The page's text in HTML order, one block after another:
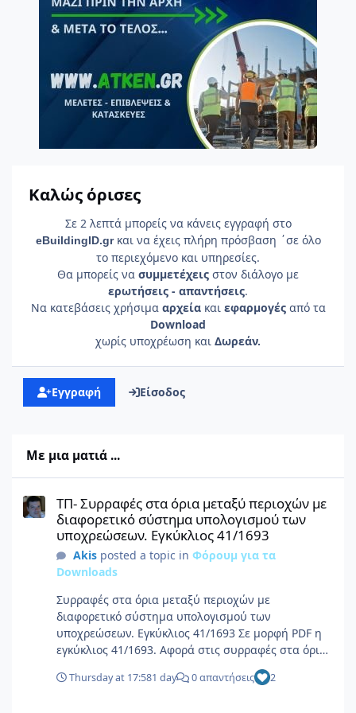
Καλώς όρισες
Σε 2 λεπτά μπορείς να κάνεις εγγραφή στο
eBuildingID.gr και να έχεις πλήρη πρόσβαση ΄σε όλο
το περιεχόμενο και υπηρεσίες.
Θα μπορείς να συμμετέχεις στον διάλογο με
ερωτήσεις - απαντήσεις.
Να κατεβάσεις χρήσιμα αρχείακαι εφαρμογέςαπό τα
Download
χωρίς υποχρέωση και Δωρεάν.
Εγγραφή Είσοδος
Με μια ματιά ...
ΤΠ- Συρραφές στα όρια μεταξύ περιοχών με
διαφορετικό σύστημα υπολογισμού των
υποχρεώσεων. Εγκύκλιος 41/1693
Akisposted a topic in Φόρουμ για τα
Downloads
Συρραφές στα όρια μεταξύ περιοχών με
διαφορετικό σύστημα υπολογισμού των
υποχρεώσεων. Εγκύκλιος 41/1693 Σε μορφή PDF η
εγκύκλιος 41/1693. Αφορά στις συρραφές στα όρια
μεταξύ περιοχών με διαφορετικό σύστημα
υπολογισμού των υποχρεώσεων, με τα
Thursday at 17:581 day 0 απαντήσεις 2